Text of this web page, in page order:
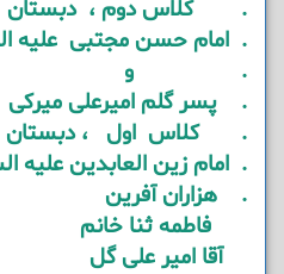
. کلاس دوم ، دبستان
. امام حسن مجتبی علیه
. و
. پسر گلم امیرعلی
. کلاس اول ، دبستان
. امام زین العابدین علیه
. هزاران آفرین
فاطمه ثنا خانم
آقا امیر علی گل